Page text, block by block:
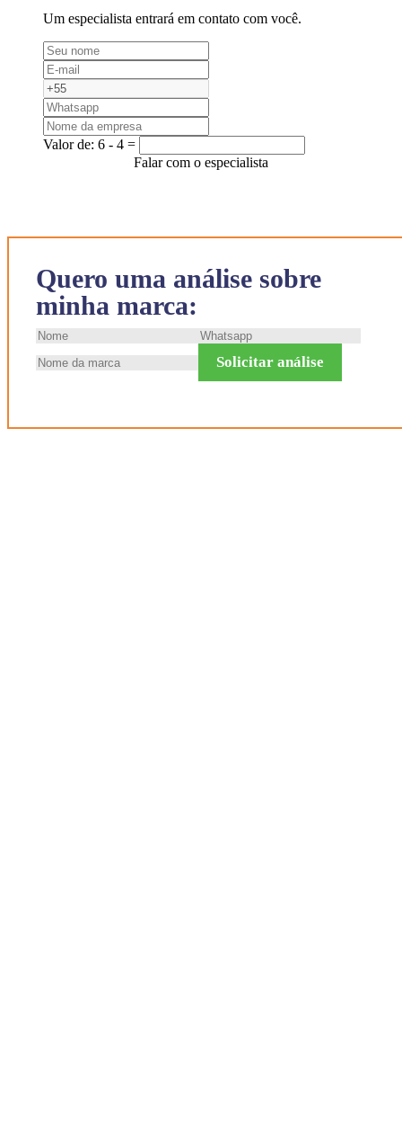
Quero uma análise sobre
minha marca:
Solicitar análise
Um especialista entrará em contato com você.
Valor de: 6 - 4 =
Falar com o especialista